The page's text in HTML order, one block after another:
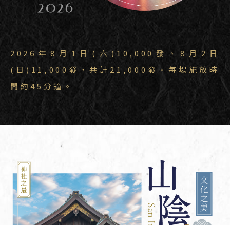
2026年8月1日(六)10,000發、8月2日
(日)11,000發，共計21,000發。每場施放時
間約45分鐘。